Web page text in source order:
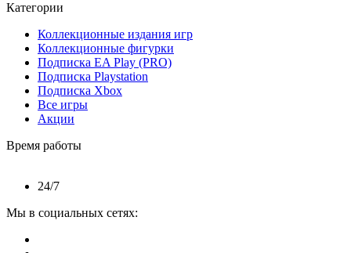
Категории
Коллекционные издания игр
Коллекционные фигурки
Подписка EA Play (PRO)
Подписка Playstation
Подписка Xbox
Все игры
Акции
Время работы
24/7
Мы в социальных сетях: